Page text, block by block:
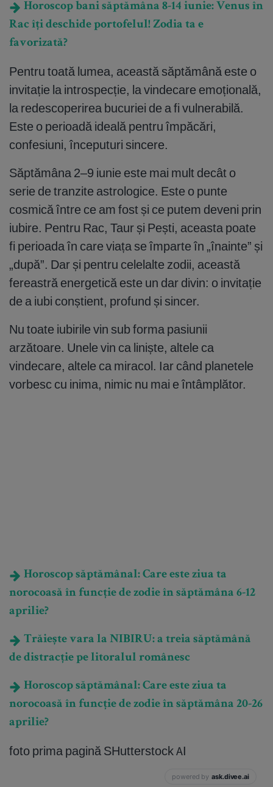
Horoscop bani săptămâna 8-14 iunie: Venus în
Rac îți deschide portofelul! Zodia ta e
favorizată?
Pentru toată lumea, această săptămână este o
invitație la introspecție, la vindecare emoțională,
la redescoperirea bucuriei de a fi vulnerabilă.
Este o perioadă ideală pentru împăcări,
confesiuni, începuturi sincere.
Săptămâna 2–9 iunie este mai mult decât o
serie de tranzite astrologice. Este o punte
cosmică între ce am fost și ce putem deveni prin
iubire. Pentru Rac, Taur și Pești, aceasta poate
fi perioada în care viața se împarte în „înainte” și
„după”. Dar și pentru celelalte zodii, această
fereastră energetică este un dar divin: o invitație
de a iubi conștient, profund și sincer.
Nu toate iubirile vin sub forma pasiunii
arzătoare. Unele vin ca liniște, altele ca
vindecare, altele ca miracol. Iar când planetele
vorbesc cu inima, nimic nu mai e întâmplător.
Horoscop săptămânal: Care este ziua ta
norocoasă în funcție de zodie în săptămâna 6-12
aprilie?
Trăiește vara la NIBIRU: a treia săptămână
de distracție pe litoralul românesc
Horoscop săptămânal: Care este ziua ta
norocoasă în funcție de zodie în săptămâna 20-26
aprilie?
foto prima pagină SHutterstock AI